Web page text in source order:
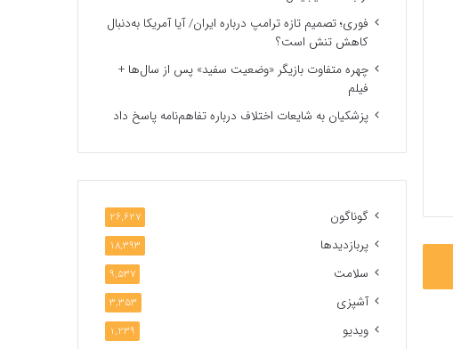
فوری؛ تصمیم تازه ترامپ درباره ایران/ آیا آمریکا به‌دنبال
کاهش تنش است؟
چهره متفاوت بازیگر «وضعیت سفید» پس از سال‌ها +
فیلم
پزشکیان به شایعات اختلاف درباره تفاهم‌نامه پاسخ داد
گوناگون 26,627
پربازدیدها 18,393
سلامت 9,537
آشپزی 3,353
ویدیو 1,239